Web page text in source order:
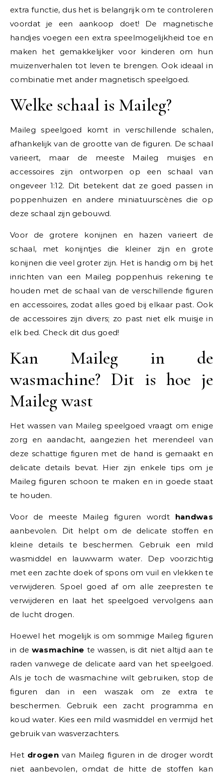
extra functie, dus het is belangrijk om te controleren
voordat je een aankoop doet! De magnetische
handjes voegen een extra speelmogelijkheid toe en
maken het gemakkelijker voor kinderen om hun
muizenverhalen tot leven te brengen. Ook ideaal in
combinatie met ander magnetisch speelgoed.
Welke schaal is Maileg?
Maileg speelgoed komt in verschillende schalen,
afhankelijk van de grootte van de figuren. De schaal
varieert, maar de meeste Maileg muisjes en
accessoires zijn ontworpen op een schaal van
ongeveer 1:12. Dit betekent dat ze goed passen in
poppenhuizen en andere miniatuurscènes die op
deze schaal zijn gebouwd.
Voor de grotere konijnen en hazen varieert de
schaal, met konijntjes die kleiner zijn en grote
konijnen die veel groter zijn. Het is handig om bij het
inrichten van een Maileg poppenhuis rekening te
houden met de schaal van de verschillende figuren
en accessoires, zodat alles goed bij elkaar past. Ook
de accessoires zijn divers; zo past niet elk muisje in
elk bed. Check dit dus goed!
Kan Maileg in de
wasmachine? Dit is hoe je
Maileg wast
Het wassen van Maileg speelgoed vraagt om enige
zorg en aandacht, aangezien het merendeel van
deze schattige figuren met de hand is gemaakt en
delicate details bevat. Hier zijn enkele tips om je
Maileg figuren schoon te maken en in goede staat
te houden.
Voor de meeste Maileg figuren wordt handwas
aanbevolen. Dit helpt om de delicate stoffen en
kleine details te beschermen. Gebruik een mild
wasmiddel en lauwwarm water. Dep voorzichtig
met een zachte doek of spons om vuil en vlekken te
verwijderen. Spoel goed af om alle zeepresten te
verwijderen en laat het speelgoed vervolgens aan
de lucht drogen.
Hoewel het mogelijk is om sommige Maileg figuren
in de wasmachine te wassen, is dit niet altijd aan te
raden vanwege de delicate aard van het speelgoed.
Als je toch de wasmachine wilt gebruiken, stop de
figuren dan in een waszak om ze extra te
beschermen. Gebruik een zacht programma en
koud water. Kies een mild wasmiddel en vermijd het
gebruik van wasverzachters.
Het drogenvan Maileg figuren in de droger wordt
niet aanbevolen, omdat de hitte de stoffen kan